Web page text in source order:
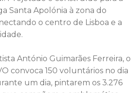
Santa Apolónia à zona do
o centro de Lisboa e a
António Guimarães Ferreira, o
convoca 150 voluntários no dia
um dia, pintarem os 3.276